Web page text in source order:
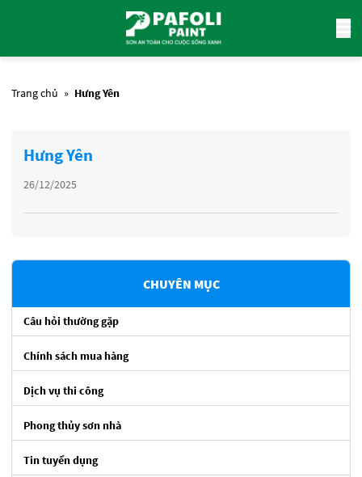
Trang chủ » Hưng Yên
Hưng Yên
26/12/2025
CHUYÊN MỤC
Câu hỏi thường gặp
Chính sách mua hàng
Dịch vụ thi công
Phong thủy sơn nhà
Tin tuyển dụng